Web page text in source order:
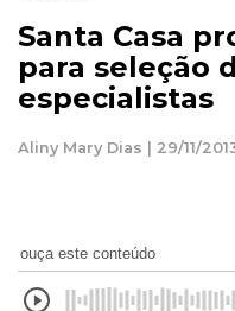
Santa Casa
para seleção
especialistas
Aliny Mary Dias | 29/11/
ouça este conteúdo